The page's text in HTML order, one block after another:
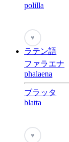
polilla
♥
ラテン語
ファラエナ
phalaena
ブラッタ
blatta
♥